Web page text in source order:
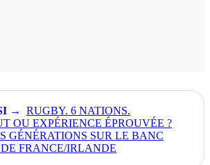
RUGBY. 6 NATIONS.
OU EXPÉRIENCE ÉPROUVÉE ?
GÉNÉRATIONS SUR LE BANC
FRANCE/IRLANDE